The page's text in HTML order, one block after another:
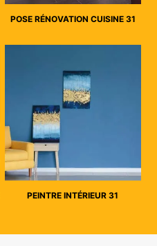
POSE RÉNOVATION CUISINE 31
PEINTRE INTÉRIEUR 31